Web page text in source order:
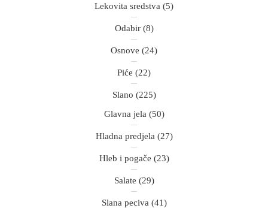
Lekovita sredstva (5)
Odabir(8)
Osnove (24)
Piće (22)
Slano (225)
Glavna jela (50)
Hladna predjela (27)
Hleb i pogače (23)
Salate (29)
Slana peciva (41)